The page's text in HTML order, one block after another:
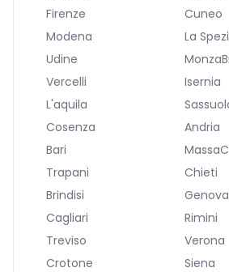
Firenze
Cuneo
Modena
La
Udine
Vercelli
Isernia
L'aquila
Cosenza
Andria
Bari
Trapani
Chieti
Brindisi
Genova
Cagliari
Rimini
Treviso
Verona
Crotone
Siena